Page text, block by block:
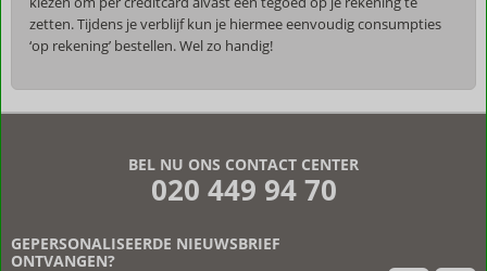
zetten. Tijdens je verblijf kun je hiermee eenvoudig consumpties
‘op rekening’ bestellen. Wel zo handig!
na
BEL NU ONS CONTACT CENTER
020 449 94 70
GEPERSONALISEERDE NIEUWSBRIEF
ONTVANGEN?